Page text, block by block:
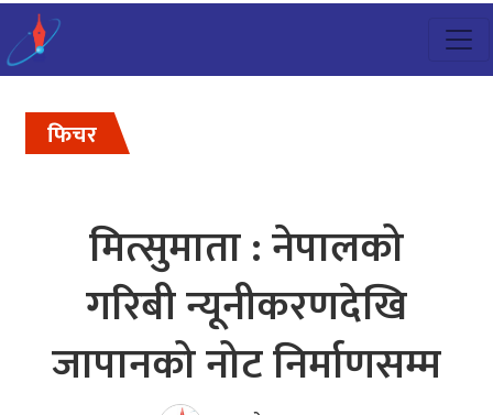
फिचर
मित्सुमाता : नेपालको
गरिबी न्यूनीकरणदेखि
जापानको नोट निर्माणसम्म